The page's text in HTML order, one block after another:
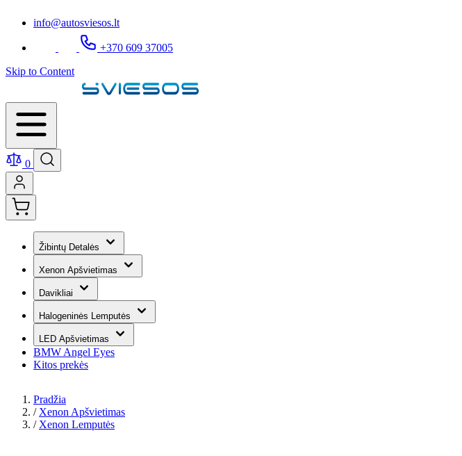
info@autosviesos.lt
+370 609 37005
Skip to Content
0
Žibintų Detalės
Xenon Apšvietimas
Davikliai
Halogeninės Lemputės
LED Apšvietimas
BMW Angel Eyes
Kitos prekės
Pradžia
/ Xenon Apšvietimas
/ Xenon Lemputės